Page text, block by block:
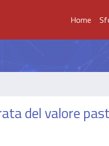
Home
del valore